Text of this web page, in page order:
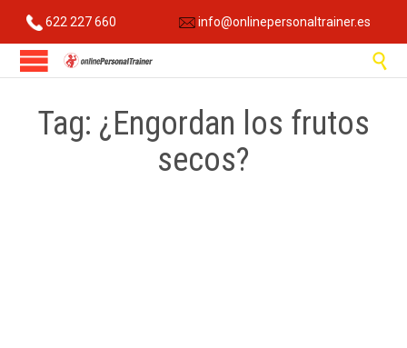
622 227 660 info@onlinepersonaltrainer.es

Tag: ¿Engordan los frutos
secos?